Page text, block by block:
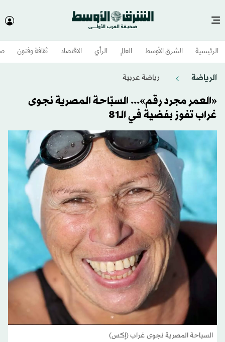
الرئيسية الشرق الأوسط​ العالم الرأي الاقتصاد ثقافة وفنون
الرياضة رياضة عربية
«العمر مجرد رقم»... السبّاحة المصرية نجوى
غراب تفوز بفضية في الـ81
السباحة المصرية نجوى غراب (إكس)